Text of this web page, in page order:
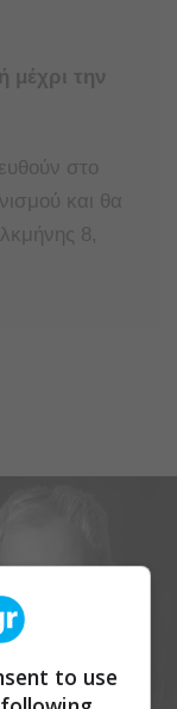
μέχρι την
στο
και θα
8,
to use